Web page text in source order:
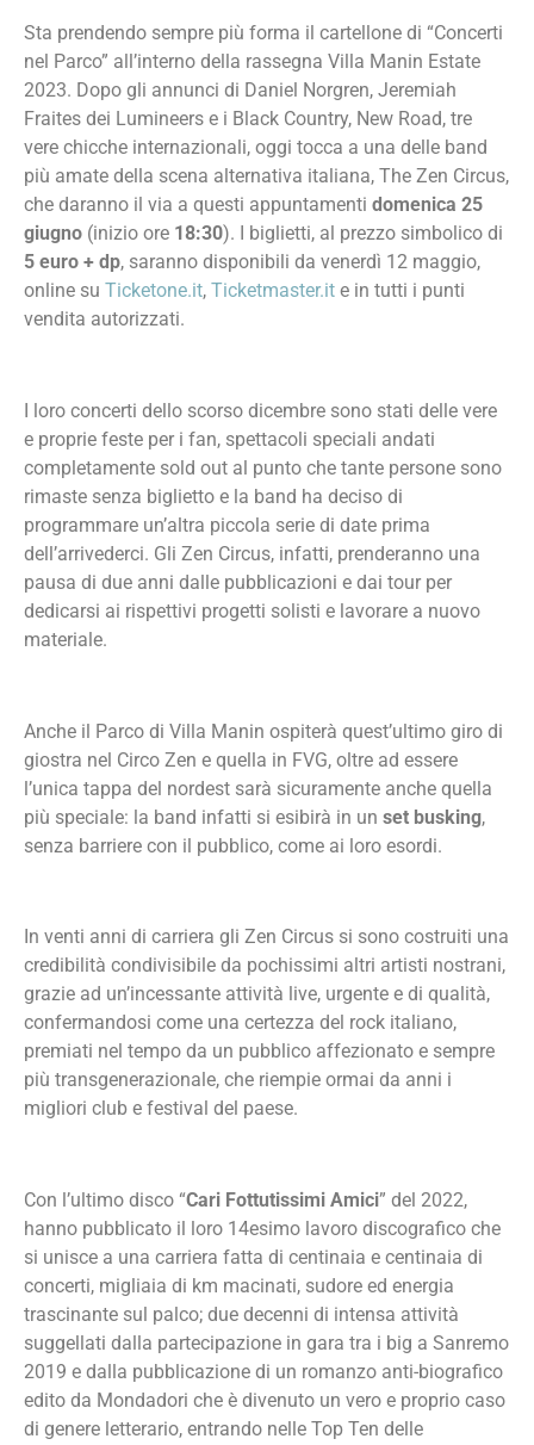
Sta prendendo sempre più forma il cartellone di “Concerti
nel Parco” all’interno della rassegna Villa Manin Estate
2023. Dopo gli annunci di Daniel Norgren, Jeremiah
Fraites dei Lumineers e i Black Country, New Road, tre
vere chicche internazionali, oggi tocca a una delle band
più amate della scena alternativa italiana, The Zen Circus,
che daranno il via a questi appuntamenti domenica 25
giugno (inizio ore 18:30). I biglietti, al prezzo simbolico di
5 euro + dp, saranno disponibili da venerdì 12 maggio,
online su Ticketone.it, Ticketmaster.it e in tutti i punti
vendita autorizzati.
I loro concerti dello scorso dicembre sono stati delle vere
e proprie feste per i fan, spettacoli speciali andati
completamente sold out al punto che tante persone sono
rimaste senza biglietto e la band ha deciso di
programmare un’altra piccola serie di date prima
dell’arrivederci. Gli Zen Circus, infatti, prenderanno una
pausa di due anni dalle pubblicazioni e dai tour per
dedicarsi ai rispettivi progetti solisti e lavorare a nuovo
materiale.
Anche il Parco di Villa Manin ospiterà quest’ultimo giro di
giostra nel Circo Zen e quella in FVG, oltre ad essere
l’unica tappa del nordest sarà sicuramente anche quella
più speciale: la band infatti si esibirà in un set busking,
senza barriere con il pubblico, come ai loro esordi.
In venti anni di carriera gli Zen Circus si sono costruiti una
credibilità condivisibile da pochissimi altri artisti nostrani,
grazie ad un’incessante attività live, urgente e di qualità,
confermandosi come una certezza del rock italiano,
premiati nel tempo da un pubblico affezionato e sempre
più transgenerazionale, che riempie ormai da anni i
migliori club e festival del paese.
Con l’ultimo disco “Cari Fottutissimi Amici” del 2022,
hanno pubblicato il loro 14esimo lavoro discografico che
si unisce a una carriera fatta di centinaia e centinaia di
concerti, migliaia di km macinati, sudore ed energia
trascinante sul palco; due decenni di intensa attività
suggellati dalla partecipazione in gara tra i big a Sanremo
2019 e dalla pubblicazione di un romanzo anti-biografico
edito da Mondadori che è divenuto un vero e proprio caso
di genere letterario, entrando nelle Top Ten delle